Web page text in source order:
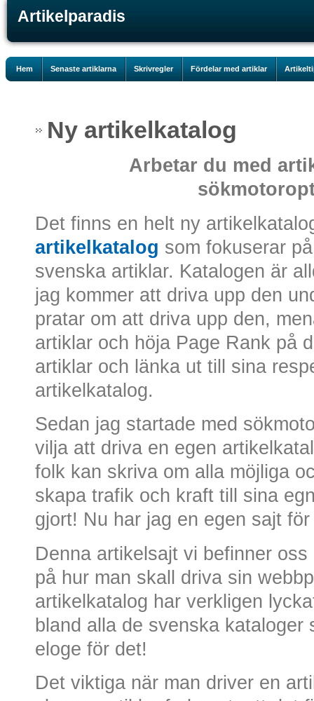
Artikelparadis
Hem Senaste artiklarna Skrivregler Fördelar med artiklar
Ny artikelkatalog
Arbetar du med
Det finns en helt ny
artikelkatalog som fokuserar
svenska artiklar. Katalogen är
jag kommer att driva upp den
pratar om att driva upp den,
artiklar och höja Page Rank på
artiklar och länka ut till sina
artikelkatalog.
Sedan jag startade med
vilja att driva en egen
folk kan skriva om alla möjliga
skapa trafik och kraft till sina
gjort! Nu har jag en egen sajt
Denna artikelsajt vi befinner
på hur man skall driva sin
artikelkatalog har verkligen
bland alla de svenska
eloge för det!
Det viktiga när man driver en